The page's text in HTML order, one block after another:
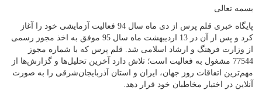
بسمه تعالی
پایگاه خبری قلم پرس از دی ماه سال 94 فعالیت آزمایشی خود را آغاز
کرد و پس از آن در 13 اردیبهشت ماه سال 95 موفق به اخذ مجوز رسمی
از وزارت فرهنگ و ارشاد اسلامی شد. قلم پرس که با شماره مجوز
77544 مشغول به فعالیت است؛ تلاش دارد آخرین تحلیل‌ها و گزارش‌ها از
مهم‌ترین اتفاقات روز جهان، ایران و استان آذربایجان‌شرقی را به صورت
آنلاین در اختیار مخاطبان خود قرار دهد.